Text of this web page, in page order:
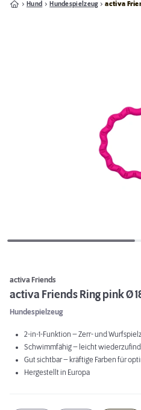
Hund Hundespielzeug activa
activa Friends
activa Friends Ring pink Ø
Hundespielzeug
2-in-1-Funktion – Zerr- und
Schwimmfähig – leicht
Gut sichtbar – kräftige Farben für
Hergestellt in Europa